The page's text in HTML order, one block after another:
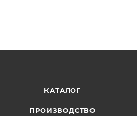
КАТАЛОГ
ПРОИЗВОДСТВО